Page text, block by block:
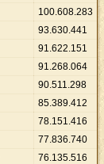
100.608.283
93.630.441
91.622.151
91.268.064
90.511.298
85.389.412
78.151.416
77.836.740
76.135.516